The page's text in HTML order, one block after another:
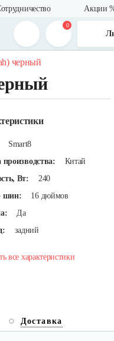
Акции
0
черный
Smart8
производства:
Китай
Вт:
240
шин:
16 дюймов
Да
задний
все характеристики
Доставка